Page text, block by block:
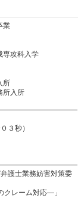
業
専攻科入学
所
所入所
３秒）
護士業務妨害対策委
クレーム対応―」